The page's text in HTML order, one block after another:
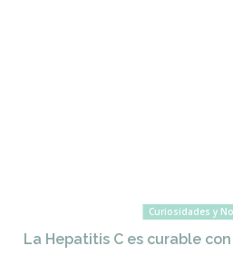
Curiosidades y
La Hepatitis C es curable